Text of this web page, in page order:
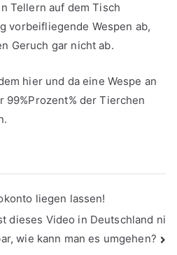
Tellern auf dem Tisch
vorbeifliegende Wespen ab,
Geruch gar nicht ab.
hier und da eine Wespe an
der Tierchen
liegen lassen!
dieses Video in Deutschland ni
wie kann man es umgehen?